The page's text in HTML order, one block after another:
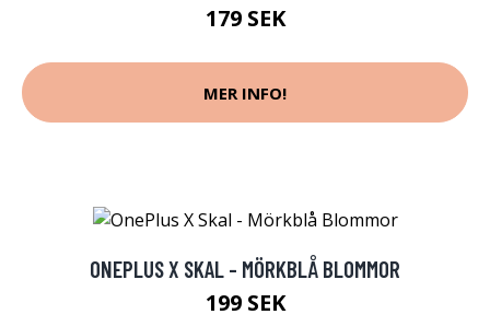
179 SEK
MER INFO!
ONEPLUS X SKAL - MÖRKBLÅ BLOMMOR
199 SEK